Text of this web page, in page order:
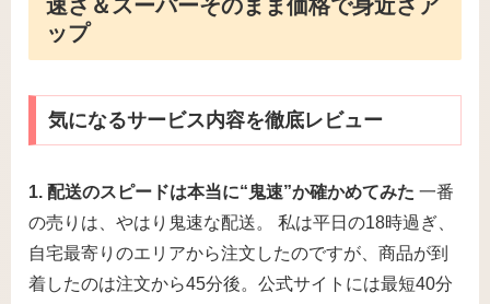
速さ＆スーパーそのまま価格で身近さア
ップ
気になるサービス内容を徹底レビュー
1. 配送のスピードは本当に“鬼速”か確かめてみた 一番
の売りは、やはり鬼速な配送。 私は平日の18時過ぎ、
自宅最寄りのエリアから注文したのですが、商品が到
着したのは注文から45分後。公式サイトには最短40分